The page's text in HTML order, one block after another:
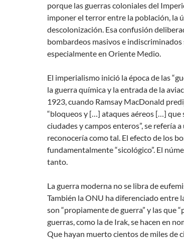
porque las guerras coloniales del
imponer el terror entre la población, la
descolonización. Esa confusión
bombardeos masivos e
especialmente en Oriente Medio.
El imperialismo inició la época de las
la guerra química y la entrada de la
1923, cuando Ramsay MacDonald
“bloqueos y […] ataques aéreos […]
ciudades y campos enteros”, se refería
reconocería como tal. El efecto de los
fundamentalmente “sicológico”. El
tanto.
La guerra moderna no se libra de
También la ONU ha diferenciado entre
son “propiamente de guerra” y las que
guerras, como la de Irak, se hacen en
Que hayan muerto cientos de miles de